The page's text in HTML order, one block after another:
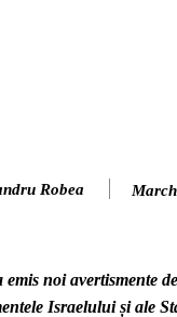
Robea
noi avertismente
Israelului și ale